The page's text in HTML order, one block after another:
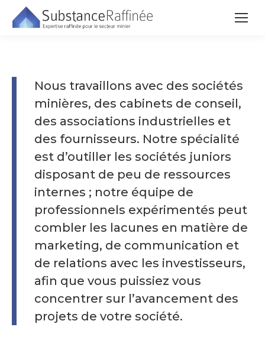
Nous travaillons avec des sociétés
minières, des cabinets de conseil,
des associations industrielles et
des fournisseurs. Notre spécialité
est d’outiller les sociétés juniors
disposant de peu de ressources
internes ; notre équipe de
professionnels expérimentés peut
combler les lacunes en matière de
marketing, de communication et
de relations avec les investisseurs,
afin que vous puissiez vous
concentrer sur l’avancement des
projets de votre société.